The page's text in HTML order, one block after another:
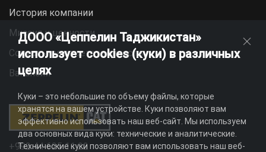
История компании
Миссия и ценности
Социальная ответственность
Вакансии
+992 44 625 11 22
ДООО «Цеппелин Таджикистан»
использует cookies (куки) в различных
целях
Куки – это небольшие по объему файлы, которые
хранятся на вашем устройстве. Куки позволяют вам
эффективно использовать наш веб-сайт. Мы используем
два основных вида куки: технические и аналитические.
Технические куки позволяют вам использовать наш веб-